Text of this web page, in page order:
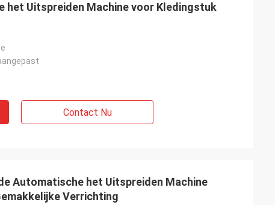
het Uitspreiden Machine voor Kledingstuk
Contact Nu
Automatische het Uitspreiden Machine
Verrichting